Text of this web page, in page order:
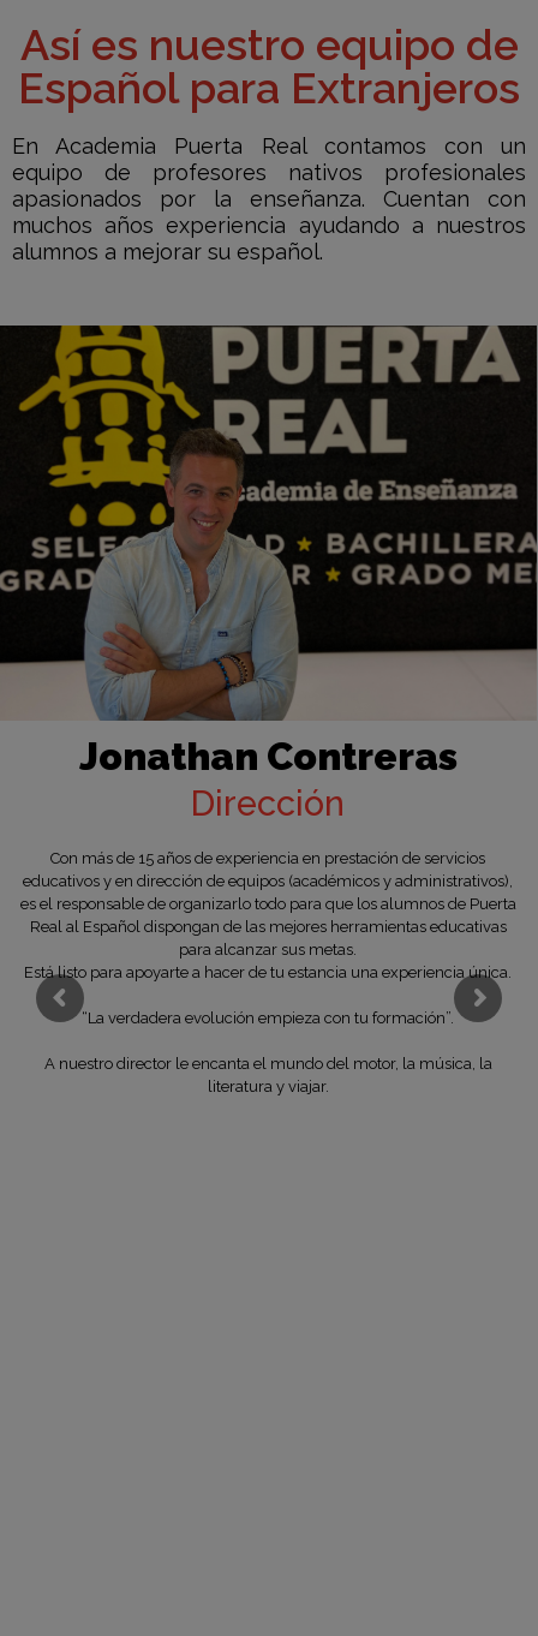
Así es nuestro equipo de
Español para Extranjeros
En Academia Puerta Real contamos con un
equipo de profesores nativos profesionales
apasionados por la enseñanza. Cuentan con
muchos años experiencia ayudando a nuestros
alumnos a mejorar su español.
Dirección
Jonathan Contreras
Con más de 15 años de experiencia en prestación de servicios
educativos y en dirección de equipos (académicos y administrativos),
es el responsable de organizarlo todo para que los alumnos de Puerta
Real al Español dispongan de las mejores herramientas educativas
para alcanzar sus metas.
Está listo para apoyarte a hacer de tu estancia una experiencia única.
“La verdadera evolución empieza con tu formación”.
A nuestro director le encanta el mundo del motor, la música, la
literatura y viajar.